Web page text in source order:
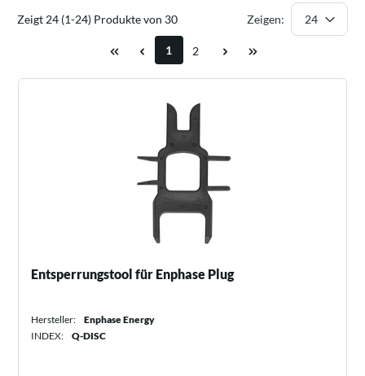
Zeigt 24 (1-24) Produkte von 30 Zeigen:
1 2
Entsperrungstool für Enphase Plug
Hersteller:
Enphase Energy
INDEX:
Q-DISC